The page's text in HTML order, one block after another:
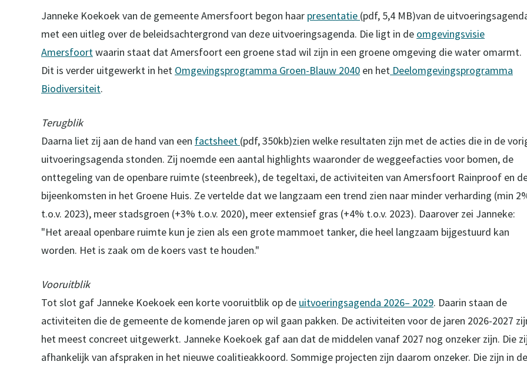
Janneke Koekoek van de gemeente Amersfoort begon haar presentatie (pdf, 5,4 MB)van de
met een uitleg over de beleidsachtergrond van deze uitvoeringsagenda. Die ligt in de omgevingsvisie
Amersfoortwaarin staat dat Amersfoort een groene stad wil zijn in een groene omgeving die water omarmt.
Dit is verder uitgewerkt in het Omgevingsprogramma Groen-Blauw 2040 en het Deelomgevingsprogramma
Biodiversiteit.
Terugblik
Daarna liet zij aan de hand van een factsheet (pdf, 350kb)zien welke resultaten zijn met de acties die in de
uitvoeringsagenda stonden. Zij noemde een aantal highlights waaronder de weggeefacties voor bomen, de
onttegeling van de openbare ruimte (steenbreek), de tegeltaxi, de activiteiten van Amersfoort Rainproof en
bijeenkomsten in het Groene Huis. Ze vertelde dat we langzaam een trend zien naar minder verharding (min
t.o.v. 2023), meer stadsgroen (+3% t.o.v. 2020), meer extensief gras (+4% t.o.v. 2023). Daarover zei Janneke:
"Het areaal openbare ruimte kun je zien als een grote mammoet tanker, die heel langzaam bijgestuurd kan
worden. Het is zaak om de koers vast te houden."
Vooruitblik
Tot slot gaf Janneke Koekoek een korte vooruitblik op de uitvoeringsagenda 2026– 2029. Daarin staan de
activiteiten die de gemeente de komende jaren op wil gaan pakken. De activiteiten voor de jaren 2026-2027
het meest concreet uitgewerkt. Janneke Koekoek gaf aan dat de middelen vanaf 2027 nog onzeker zijn. Die
afhankelijk van afspraken in het nieuwe coalitieakkoord. Sommige projecten zijn daarom onzeker. Die zijn in de